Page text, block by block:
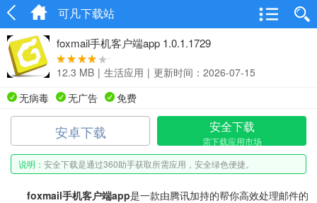
可凡下载站
foxmail手机客户端app 1.0.1.1729
12.3 MB | 生活应用 | 更新时间：2026-07-15
无病毒
无广告 免费
安卓下载 安全下载
需下载应用市场
说明： 安全下载是通过360助手获取所需应用，安全绿色便捷。
foxmail手机客户端app是一款由腾讯加持的帮你高效处理邮件的